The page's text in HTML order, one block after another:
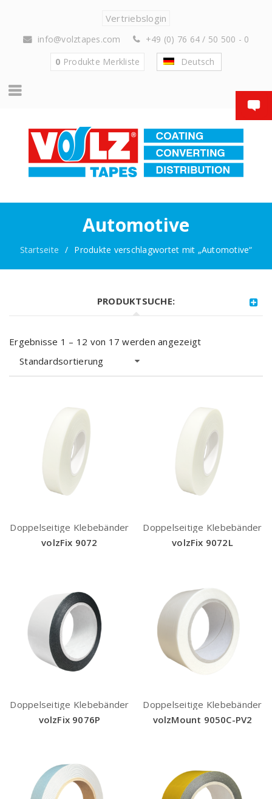
Vertriebslogin
info@volztapes.com
+49 (0) 76 64 / 50 500 - 0
0 Produkte Merkliste Deutsch
Automotive
Startseite / Produkte verschlagwortet mit „Automotive“
PRODUKTSUCHE:
Ergebnisse 1 – 12 von 17 werden angezeigt
Standardsortierung
Doppelseitige Klebebänder
volzFix 9072
Doppelseitige Klebebänder
volzFix 9072L
Doppelseitige Klebebänder
volzFix 9076P
Doppelseitige Klebebänder
volzMount 9050C-PV2